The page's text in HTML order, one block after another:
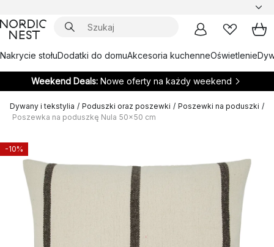
Nakrycie stołuDodatki do domuAkcesoria kuchenneOświetlenie
Weekend Deals: Nowe oferty na każdy weekend
Dywany i tekstylia / Poduszki oraz poszewki / Poszewki na poduszki /
Poszewka na poduszkę Nula 50x50 cm
-10%